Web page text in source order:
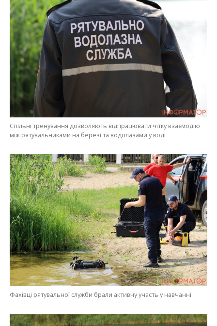
Спільні тренування дозволяють відпрацювати чітку взаємодію
між рятувальниками на березі та водолазами у воді
Фахівці рятувальної служби брали активну участь у навчанні